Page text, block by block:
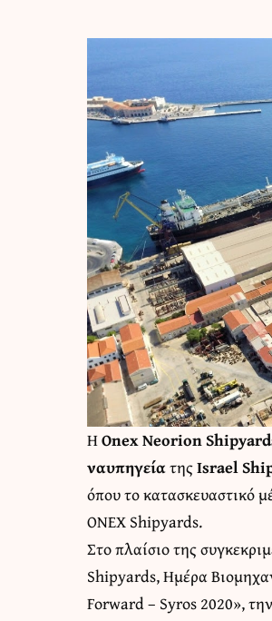
ΗOnex Neorion
ναυπηγείατηςIsrael
όπου το κατασκευαστικό
ΟΝΕΧ Shipyards.
Στo πλαίσιo της
Shipyards, Ημέρα
Forward – Syros 2020»,